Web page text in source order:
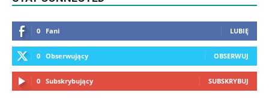
0 Fani LUBIĘ
0 Obserwujący OBSERWUJ
0 Subskrybujący SUBSKRYBUJ